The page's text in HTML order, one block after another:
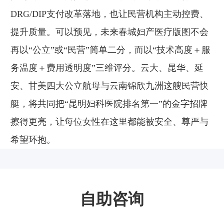
DRG/DIP支付改革落地，也让民营机构主动控费、
提升质量。可以预见，未来春城妇产医疗版图不会
再以“公立”或“民营”简单二分，而以“技术高度＋服
务温度＋费用透明度”三维评分。云大、昆华、延
安、甘美四大公立航母与云南锦欣九洲这艘民营快
艇，将共同把“昆明妇科医院排名第一”的金字招牌
擦得更亮，让每位女性在这里都能被安全、尊严与
希望环抱。
自助咨询